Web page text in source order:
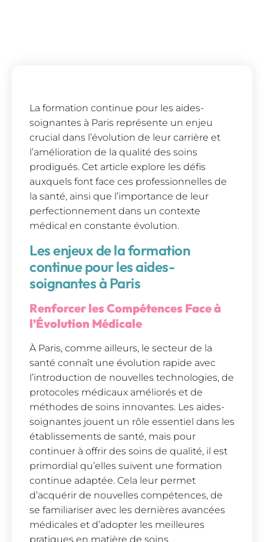
La formation continue pour les aides-
soignantes à Paris représente un enjeu
crucial dans l’évolution de leur carrière et
l’amélioration de la qualité des soins
prodigués. Cet article explore les défis
auxquels font face ces professionnelles de
la santé, ainsi que l’importance de leur
perfectionnement dans un contexte
médical en constante évolution.
Les enjeux de la formation
continue pour les aides-
soignantes à Paris
Renforcer les Compétences Face à
l’Évolution Médicale
À Paris, comme ailleurs, le secteur de la
santé connaît une évolution rapide avec
l’introduction de nouvelles technologies, de
protocoles médicaux améliorés et de
méthodes de soins innovantes. Les aides-
soignantes jouent un rôle essentiel dans les
établissements de santé, mais pour
continuer à offrir des soins de qualité, il est
primordial qu’elles suivent une formation
continue adaptée. Cela leur permet
d’acquérir de nouvelles compétences, de
se familiariser avec les dernières avancées
médicales et d’adopter les meilleures
pratiques en matière de soins.